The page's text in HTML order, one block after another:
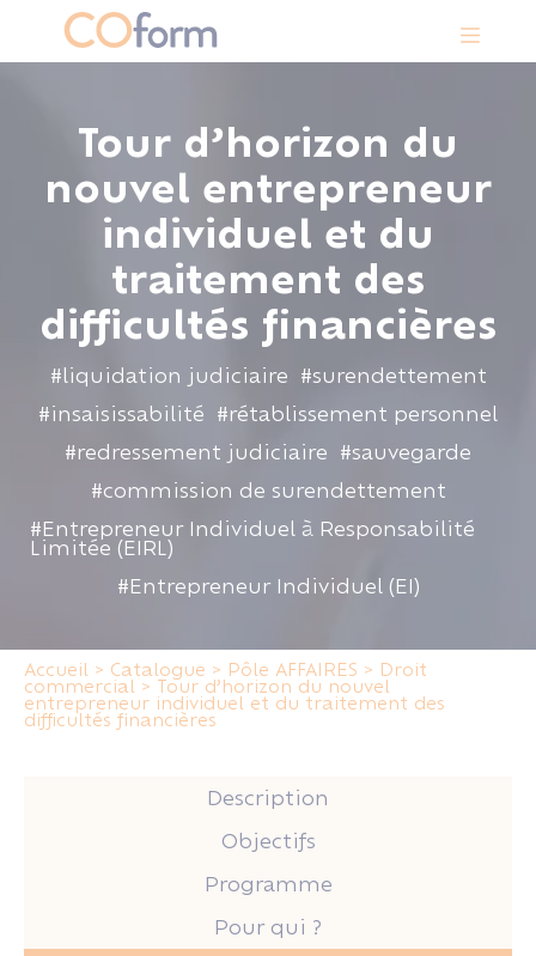
Tour d’horizon du
nouvel entrepreneur
individuel et du
traitement des
difficultés financières
#liquidation judiciaire #surendettement
#insaisissabilité #rétablissement personnel
#redressement judiciaire #sauvegarde
#commission de surendettement
#Entrepreneur Individuel à Responsabilité
Limitée (EIRL)
#Entrepreneur Individuel (EI)
Accueil > Catalogue > Pôle AFFAIRES > Droit
commercial > Tour d’horizon du nouvel
entrepreneur individuel et du traitement des
difficultés financières
Description
Objectifs
Programme
Pour qui ?
Panneau de gestion des cookies